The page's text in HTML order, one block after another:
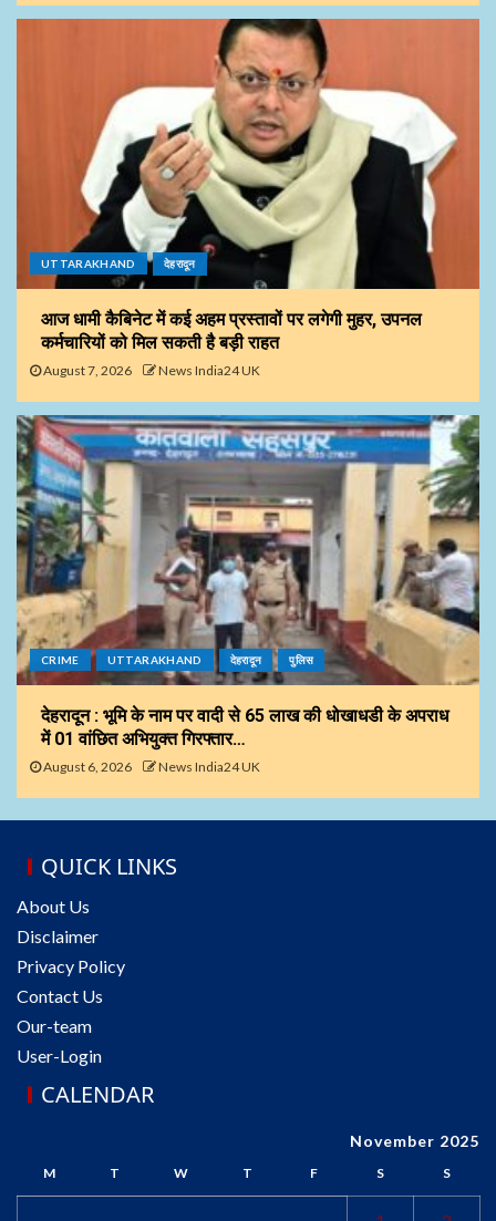
UTTARAKHAND देहरादून
आज धामी कैबिनेट में कई अहम प्रस्तावों पर लगेगी मुहर, उपनल
कर्मचारियों को मिल सकती है बड़ी राहत
August 7, 2026 News India24 UK
CRIME UTTARAKHAND देहरादून पुलिस
देहरादून : भूमि के नाम पर वादी से 65 लाख की धोखाधडी के अपराध
में 01 वांछित अभियुक्त गिरफ्तार…
August 6, 2026 News India24 UK
QUICK LINKS
About Us
Disclaimer
Privacy Policy
Contact Us
Our-team
User-Login
CALENDAR
November 2025
M T W T F S S